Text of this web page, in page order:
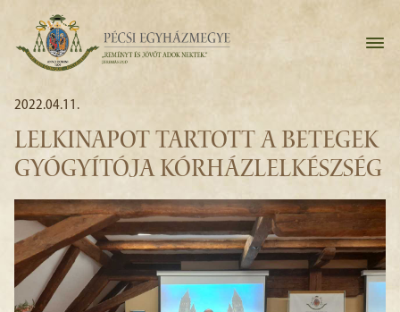
2022.04.11.
LELKINAPOT TARTOTT A BETEGEK
GYÓGYÍTÓJA KÓRHÁZLELKÉSZSÉG